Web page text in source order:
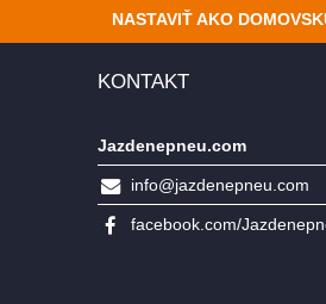
NASTAVIŤ AKO
KONTAKT
Jazdenepneu.com
info@jazdenepneu.com
facebook.com/